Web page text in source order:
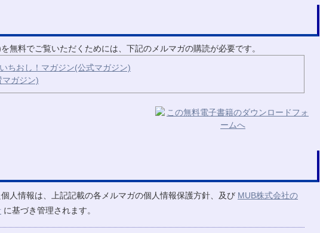
無料でご覧いただくためには、下記のメルマガの購読が必要です。
ちおし！マガジン(公式マガジン)
ガジン)
人情報は、上記記載の各メルマガの個人情報保護方針、及び MUB株式会社の
に基づき管理されます。